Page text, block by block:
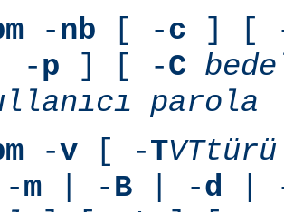
-nb [ -c ] [
-p ] [ -C
parola
-v [ -TVTtürü
m | -B | -d |